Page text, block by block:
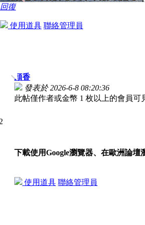
回復
使用道具 聯絡管理員
頭香
發表於 2026-6-8 08:20:36
此帖僅作者或金幣 1 枚以上的會員可
下載使用Google瀏覽器、在歐洲論壇
使用道具 聯絡管理員